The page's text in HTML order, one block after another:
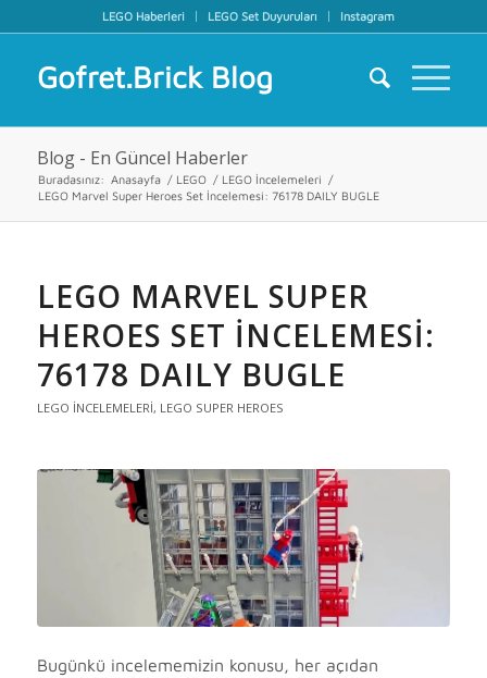
LEGO Haberleri LEGO Set Duyuruları Instagram
Gofret.Brick Blog
Blog - En Güncel Haberler
Buradasınız: Anasayfa / LEGO / LEGO İncelemeleri
/
LEGO Marvel Super Heroes Set İncelemesi: 76178 DAILY BUGLE
LEGO MARVEL SUPER
HEROES SET İNCELEMESI:
76178 DAILY BUGLE
LEGO İNCELEMELERI, LEGO SUPER HEROES
Bugünkü incelememizin konusu, her açıdan